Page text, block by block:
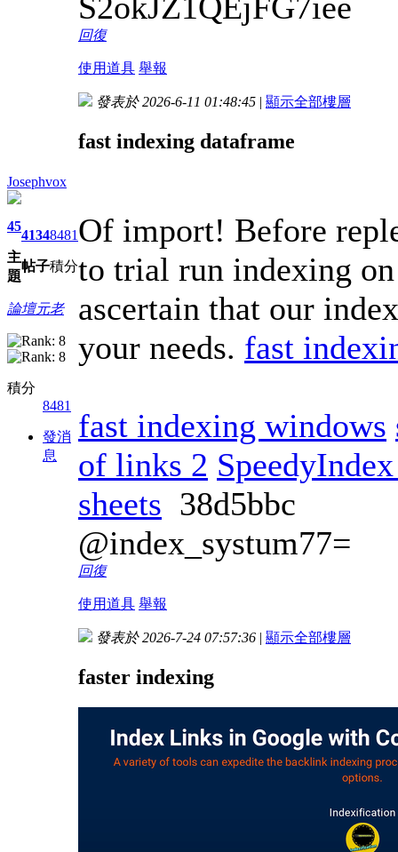
回復
使用道具 舉報
Josephvox
45
主
題
4134
帖子
8481
積分
論壇元老
積分
8481
發消
息
發表於 2026-6-11 01:48:45 | 顯示全部樓層
fast indexing dataframe
Of import! Before
to trial run indexing
ascertain that our
your needs. fast
fast indexing windows
of links 2
sheets 38d5bbc
@index_systum77=
回復
使用道具 舉報
發表於 2026-7-24 07:57:36 | 顯示全部樓層
faster indexing